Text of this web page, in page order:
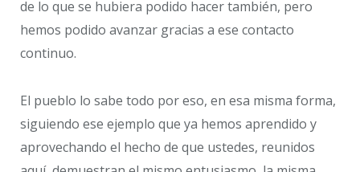
de lo que se hubiera podido hacer también, pero
hemos podido avanzar gracias a ese contacto
continuo.
El pueblo lo sabe todo por eso, en esa misma forma,
siguiendo ese ejemplo que ya hemos aprendido y
aprovechando el hecho de que ustedes, reunidos